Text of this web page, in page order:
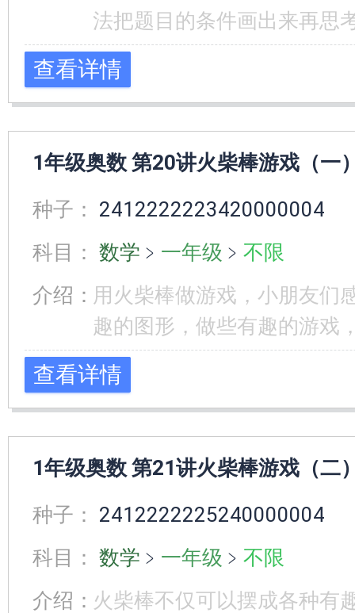
法把题目的条件画出来再思
查看详情
1年级奥数 第20讲火柴棒游戏（一
种子： 2412222223420000004
科目： 数学 ﹥ 一年级 ﹥ 不限
介绍： 用火柴棒做游戏，小朋友们
趣的图形，做些有趣的游戏
查看详情
1年级奥数 第21讲火柴棒游戏（二
种子： 2412222225240000004
科目： 数学 ﹥ 一年级 ﹥ 不限
介绍： 火柴棒不仅可以摆成各种有